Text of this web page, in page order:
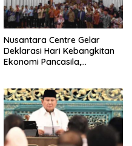
Nusantara Centre Gelar
Deklarasi Hari Kebangkitan
Ekonomi Pancasila,
Penjajahan (Pergolakan
Ekonomi Politik Indonesia) &
Simposium Nasional “Urgensi
Undang-Undang
Perekonomian Nasional dan